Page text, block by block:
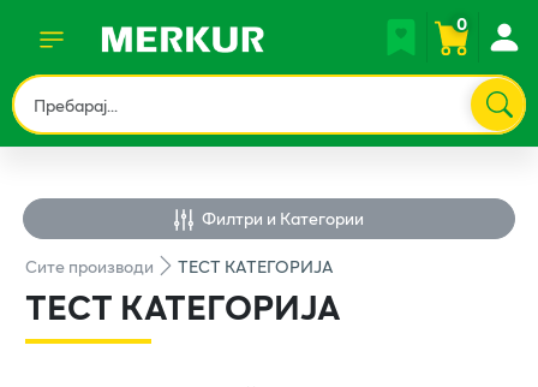
0
Филтри и Категории
Ситепроизводи ТЕСТ КАТЕГОРИЈА
ТЕСТ КАТЕГОРИЈА